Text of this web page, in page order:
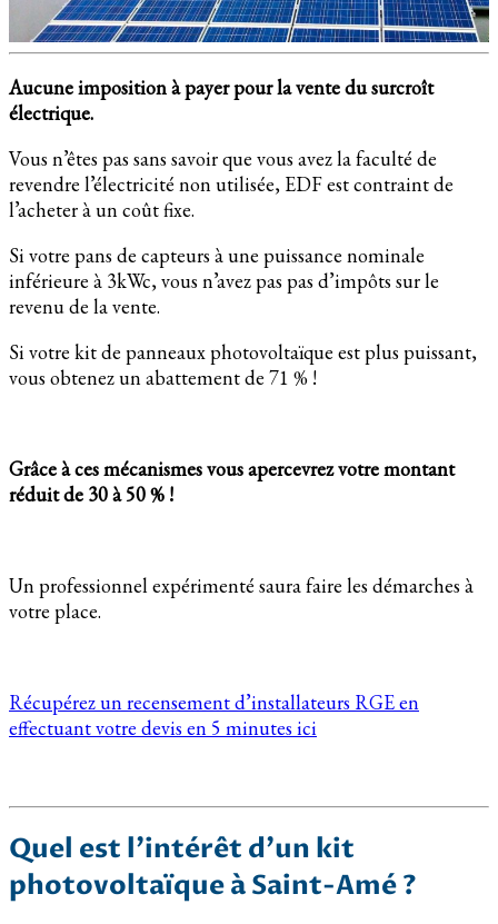
Aucune imposition à payer pour la vente du surcroît
électrique.
Vous n’êtes pas sans savoir que vous avez la faculté de
revendre l’électricité non utilisée, EDF est contraint de
l’acheter à un coût fixe.
Si votre pans de capteurs à une puissance nominale
inférieure à 3kWc, vous n’avez pas pas d’impôts sur le
revenu de la vente.
Si votre kit de panneaux photovoltaïque est plus puissant,
vous obtenez un abattement de 71 % !
Grâce à ces mécanismes vous apercevrez votre montant
réduit de 30 à 50 % !
Un professionnel expérimenté saura faire les démarches à
votre place.
Récupérez un recensement d’installateurs RGE en
effectuant votre devis en 5 minutes ici
Quel est l’intérêt d’un kit
photovoltaïque à Saint-Amé ?